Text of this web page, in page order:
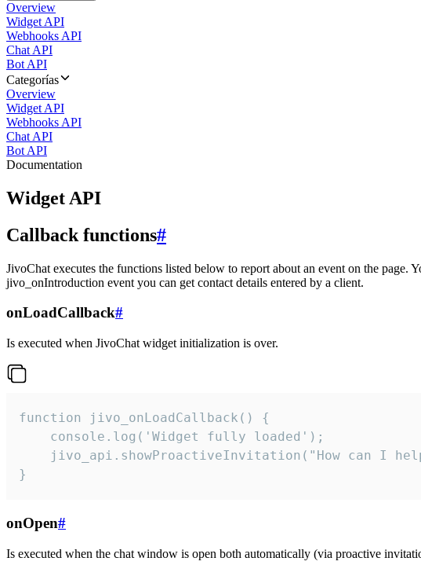
Overview
Widget API
Webhooks API
Chat API
Bot API
Categorías
Overview
Widget API
Webhooks API
Chat API
Bot API
Documentation
Widget API
Callback functions#
JivoChat executes the functions listed below to report about an event on the page.
jivo_onIntroduction event you can get contact details entered by a client.
onLoadCallback#
Is executed when JivoChat widget initialization is over.
function jivo_onLoadCallback() {
    console.log('Widget fully loaded');
jivo_api.showProactiveInvitation("How can I
}
onOpen#
Is executed when the chat window is open both automatically (via proactive